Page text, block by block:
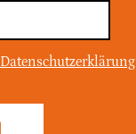
Datenschutzerklärung